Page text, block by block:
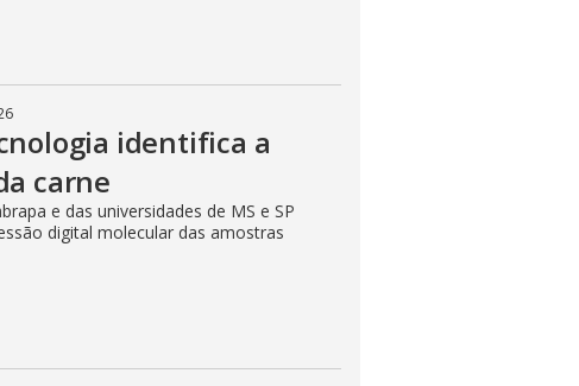
identifica a
carne
e das universidades de MS e SP
digital molecular das amostras